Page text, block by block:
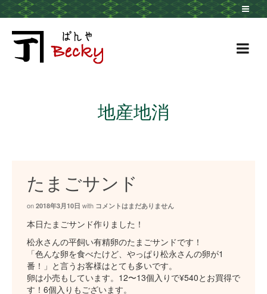
地産地消
たまごサンド
on 2018年3月10日 with コメントはまだありません
本日たまごサンド作りました！
松永さんの平飼い有精卵のたまごサンドです！
「色んな卵を食べたけど、やっぱり松永さんの卵が1
番！」と言うお客様はとても多いです。
卵は小売もしています。12〜13個入りで¥540とお買得で
す！6個入りもございます。